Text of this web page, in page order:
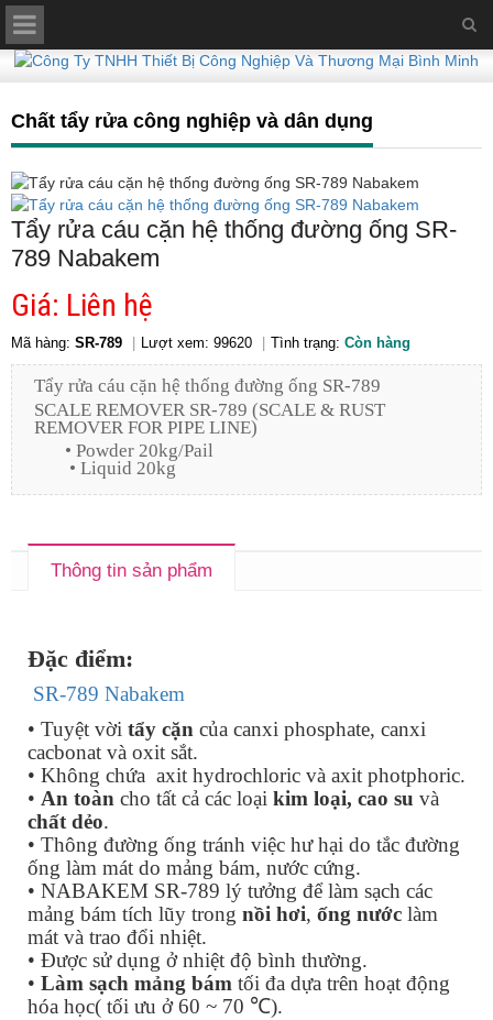
Chất tẩy rửa công nghiệp và dân dụng
Tẩy rửa cáu cặn hệ thống đường ống SR-
789 Nabakem
Giá: Liên hệ
Mã hàng: SR-789 Lượt xem: 99620 Tình trạng: Còn hàng
Tẩy rửa cáu cặn hệ thống đường ống SR-789
SCALE REMOVER SR-789 (SCALE & RUST
REMOVER FOR PIPE LINE)
• Powder 20kg/Pail
• Liquid 20kg
Thông tin sản phẩm
Đặc điểm:
SR-789 Nabakem
• Tuyệt vời tẩy cặn của canxi phosphate, canxi
cacbonat và oxit sắt.
• Không chứa axit hydrochloric và axit photphoric.
• An toàn cho tất cả các loại kim loại, cao su và
chất dẻo.
• Thông đường ống tránh việc hư hại do tắc đường
ống làm mát do mảng bám, nước cứng.
• NABAKEM SR-789 lý tưởng để làm sạch các
mảng bám tích lũy trong nồi hơi, ống nước làm
mát và trao đổi nhiệt.
• Được sử dụng ở nhiệt độ bình thường.
• Làm sạch mảng bám tối đa dựa trên hoạt động
hóa học( tối ưu ở 60 ~ 70 ℃).